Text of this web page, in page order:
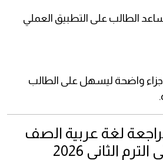
الطالب على التطبيق العملي
واضحة ليسهل على الطالب
لغة عربية الصف
الثاني 2026